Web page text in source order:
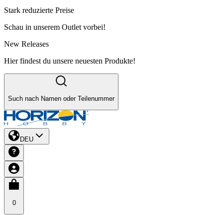
Stark reduzierte Preise
Schau in unserem Outlet vorbei!
New Releases
Hier findest du unsere neuesten Produkte!
Such nach Namen oder Teilenummer
DEU
0